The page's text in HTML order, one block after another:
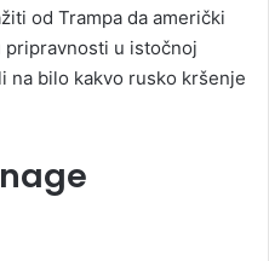
od Trampa da američki
u istočnoj
na bilo kakvo rusko kršenje